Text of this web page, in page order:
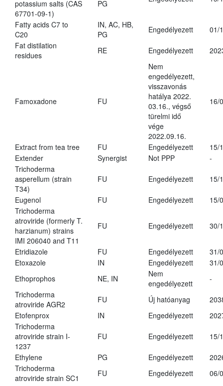
potassium salts (CAS
67701-09-1)
PG
Fatty acids C7 to
C20
IN, AC, HB,
PG
Engedélyezett
01/
Fat distilation
residues
RE Engedélyezett
Famoxadone FU
Nem
engedélyezett,
visszavonás
hatálya 2022.
03.16., végső
türelmi idő
vége
2022.09.16.
16/
Extract from tea tree FU Engedélyezett
15/
Extender
Synergist Not PPP
-
Trichoderma
asperellum (strain
T34)
FU Engedélyezett 15/
Eugenol FU Engedélyezett
15/
Trichoderma
atroviride (formerly T.
harzianum) strains
IMI 206040 and T11
FU Engedélyezett 30/
Etridiazole FU Engedélyezett
31/
Etoxazole
IN Engedélyezett
31/
Ethoprophos
NE, IN
Nem
engedélyezett
-
Trichoderma
atroviride AGR2
FU Új hatóanyag
Etofenprox
IN Engedélyezett
Trichoderma
atroviride strain I-
1237
FU Engedélyezett 15/
Ethylene PG Engedélyezett
Trichoderma
atroviride strain SC1
FU Engedélyezett
06/